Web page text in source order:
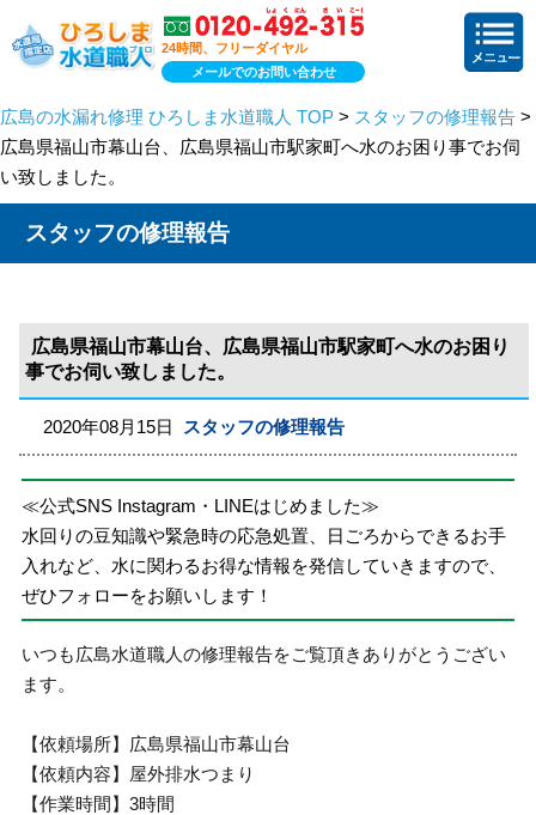
24時間、フリーダイヤル
メールでのお問い合わせ
広島の水漏れ修理 ひろしま水道職人 TOP > スタッフの修理報告 >
広島県福山市幕山台、広島県福山市駅家町へ水のお困り事でお伺
い致しました。
スタッフの修理報告
広島県福山市幕山台、広島県福山市駅家町へ水のお困り
事でお伺い致しました。
2020年08月15日 スタッフの修理報告
≪公式SNS Instagram・LINEはじめました≫
水回りの豆知識や緊急時の応急処置、日ごろからできるお手
入れなど、水に関わるお得な情報を発信していきますので、
ぜひフォローをお願いします！
いつも広島水道職人の修理報告をご覧頂きありがとうござい
ます。
【依頼場所】広島県福山市幕山台
【依頼内容】屋外排水つまり
【作業時間】3時間